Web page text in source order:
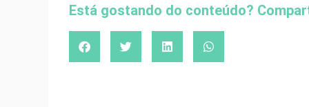
Está gostando do conteúdo?